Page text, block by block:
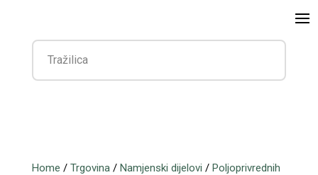
Home / Trgovina/ Namjenski dijelovi / Poljoprivrednih